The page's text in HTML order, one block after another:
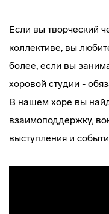
Если вы творческий
коллективе, вы
более, если вы
хоровой студии -
В нашем хоре вы
взаимоподдержку,
выступления и